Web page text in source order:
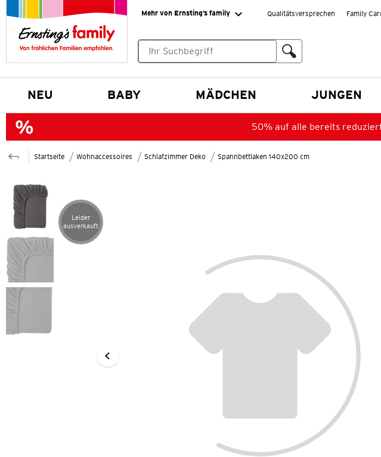
Mehr von Ernsting’s family Qualitätsversprechen Family
NEU BABY MÄDCHEN JUNGEN
50% auf alle bereits
Startseite Wohnaccessoires Schlafzimmer Deko Spannbettlaken 140x200 cm
Artikel leider ausverkauft
Leider
ausverkauft